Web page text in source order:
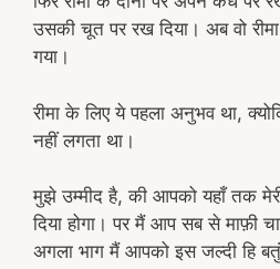
उसकी चूत पर रख दिया। अब वो
गया।
रीमा के लिए ये पहला अनुभव था,
नहीं लगता था।
मुझे उम्मीद है, की आपको यहाँ तक
दिया होगा। पर मैं आप सब से माफ़ी
अगला भाग मैं आपको इस जल्दी हि